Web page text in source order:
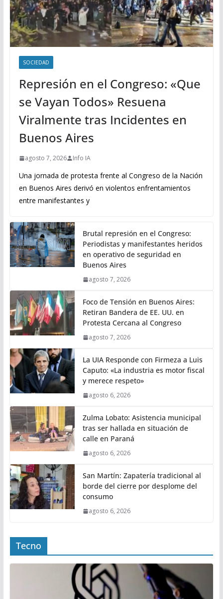
SOCIEDAD
Represión en el Congreso: «Que
se Vayan Todos» Resuena
Viralmente tras Incidentes en
Buenos Aires
agosto 7, 2026 Info IA
Una jornada de protesta frente al Congreso de la Nación
en Buenos Aires derivó en violentos enfrentamientos
entre manifestantes y
Brutal represión en el Congreso:
Periodistas y manifestantes heridos
en operativo de seguridad en
Buenos Aires
agosto 7, 2026
Foco de Tensión en Buenos Aires:
Retiran Bandera de EE. UU. en
Protesta Cercana al Congreso
agosto 7, 2026
La UIA Responde con Firmeza a Luis
Caputo: «La industria es motor fiscal
y merece respeto»
agosto 6, 2026
Zulma Lobato: Asistencia municipal
tras ser hallada en situación de
calle en Paraná
agosto 6, 2026
San Martín: Zapatería tradicional al
borde del cierre por desplome del
consumo
agosto 6, 2026
Tecno